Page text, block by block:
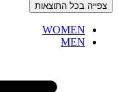
צפייה בכל התוצאות
WOMEN
MEN